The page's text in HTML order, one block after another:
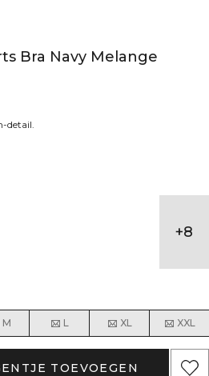
Bra Navy Melange
detail.
+8
M L XL XXL
TOEVOEGEN